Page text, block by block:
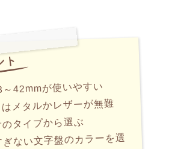
42mmが使いやすい
メタルかレザーが無難
タイプから選ぶ
ない文字盤のカラーを選